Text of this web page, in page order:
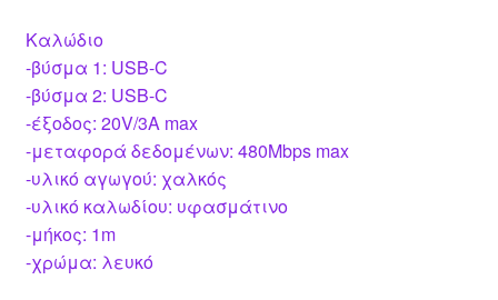
Καλώδιο
-βύσμα 1: USB-C
-βύσμα 2: USB-C
-έξοδος: 20V/3A max
-μεταφορά δεδομένων: 480Mbps max
-υλικό αγωγού: χαλκός
-υλικό καλωδίου: υφασμάτινο
-μήκος: 1m
-χρώμα: λευκό